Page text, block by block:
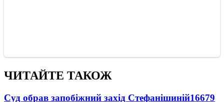
ЧИТАЙТЕ ТАКОЖ
Суд обрав запобіжний захід Стефанішиній16679